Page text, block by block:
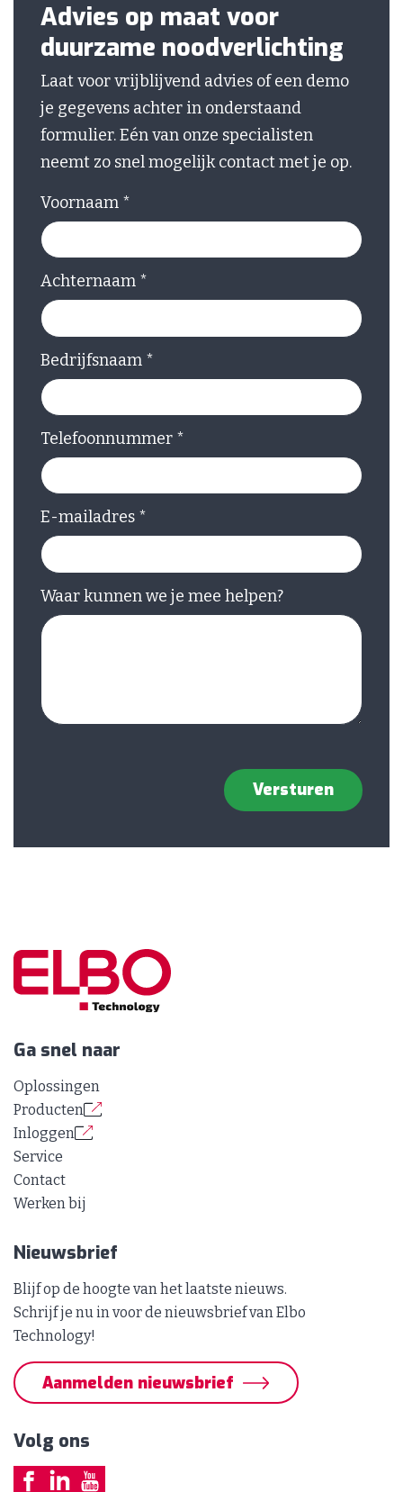
Advies op maat voor
duurzame noodverlichting
Laat voor vrijblijvend advies of een demo
je gegevens achter in onderstaand
formulier. Eén van onze specialisten
neemt zo snel mogelijk contact met je op.
Voornaam *
Achternaam *
Bedrijfsnaam *
Telefoonnummer *
E-mailadres *
Waar kunnen we je mee helpen?
Ga snel naar
Oplossingen
Producten
Inloggen
Service
Contact
Werken bij
Nieuwsbrief
Blijf op de hoogte van het laatste nieuws.
Schrijf je nu in voor de nieuwsbrief van Elbo
Technology!
Aanmelden nieuwsbrief
Volg ons